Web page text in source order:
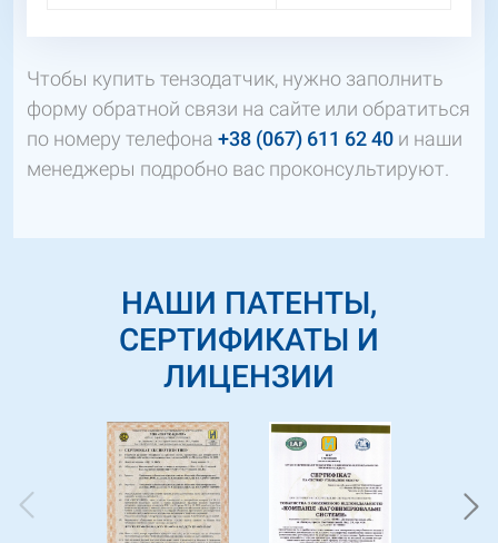
Чтобы купить тензодатчик, нужно заполнить
форму обратной связи на сайте или обратиться
по номеру телефона +38 (067) 611 62 40 и наши
менеджеры подробно вас проконсультируют.
НАШИ ПАТЕНТЫ,
СЕРТИФИКАТЫ И
ЛИЦЕНЗИИ